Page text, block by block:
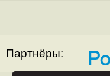
Партнёры: